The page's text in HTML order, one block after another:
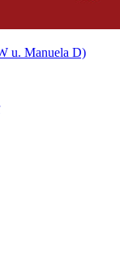
u. Manuela D)